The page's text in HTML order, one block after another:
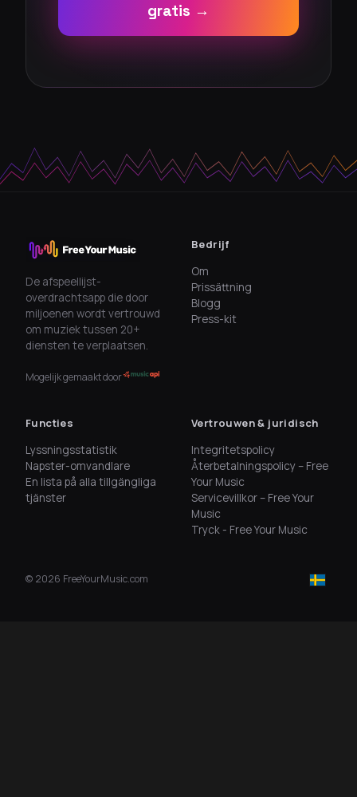
gratis →
De afspeellijst-
overdrachtsapp die door
miljoenen wordt vertrouwd
om muziek tussen 20+
diensten te verplaatsen.
Mogelijk gemaakt door
Bedrijf
Om
Prissättning
Blogg
Press-kit
Functies
Lyssningsstatistik
Napster-omvandlare
En lista på alla tillgängliga
tjänster
Vertrouwen & juridisch
Integritetspolicy
Återbetalningspolicy – Free
Your Music
Servicevillkor – Free Your
Music
Tryck - Free Your Music
© 2026 FreeYourMusic.com